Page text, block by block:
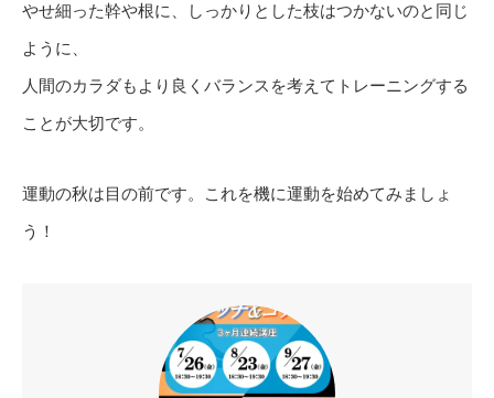
やせ細った幹や根に、しっかりとした枝はつかないのと同じ
ように、
人間のカラダもより良くバランスを考えてトレーニングする
ことが大切です。
運動の秋は目の前です。これを機に運動を始めてみましょ
う！